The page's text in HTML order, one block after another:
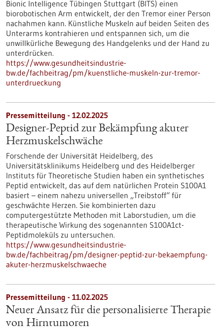
Bionic Intelligence Tübingen Stuttgart (BITS) einen
biorobotischen Arm entwickelt, der den Tremor einer Person
nachahmen kann. Künstliche Muskeln auf beiden Seiten des
Unterarms kontrahieren und entspannen sich, um die
unwillkürliche Bewegung des Handgelenks und der Hand zu
unterdrücken.
https://www.gesundheitsindustrie-
bw.de/fachbeitrag/pm/kuenstliche-muskeln-zur-tremor-
unterdrueckung
Pressemitteilung - 12.02.2025
Designer-Peptid zur Bekämpfung akuter
Herzmuskelschwäche
Forschende der Universität Heidelberg, des
Universitätsklinikums Heidelberg und des Heidelberger
Instituts für Theoretische Studien haben ein synthetisches
Peptid entwickelt, das auf dem natürlichen Protein S100A1
basiert – einem nahezu universellen „Treibstoff“ für
geschwächte Herzen. Sie kombinierten dazu
computergestützte Methoden mit Laborstudien, um die
therapeutische Wirkung des sogenannten S100A1ct-
Peptidmoleküls zu untersuchen.
https://www.gesundheitsindustrie-
bw.de/fachbeitrag/pm/designer-peptid-zur-bekaempfung-
akuter-herzmuskelschwaeche
Pressemitteilung - 11.02.2025
Neuer Ansatz für die personalisierte Therapie
von Hirntumoren